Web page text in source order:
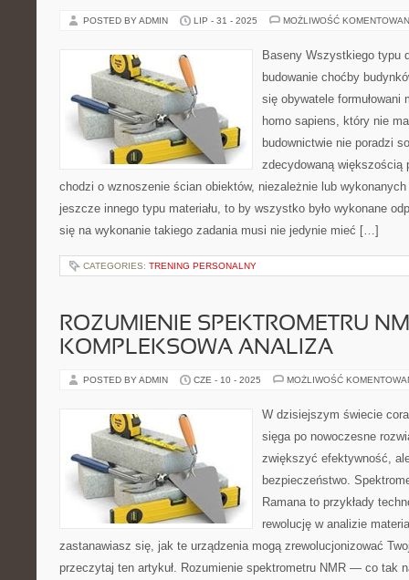
POSTED BY ADMIN LIP - 31 - 2025 MOŻLIWOŚĆ
Baseny Wszystkiego typu
budowanie choćby
się obywatele formułowani
homo sapiens, który nie
budownictwie nie poradzi
zdecydowaną większością
chodzi o wznoszenie ścian obiektów, niezależnie lub
jeszcze innego typu materiału, to by wszystko było wykonane
się na wykonanie takiego zadania musi nie jedynie mieć […]
CATEGORIES: TRENING PERSONALNY
ROZUMIENIE SPEKTROMETRU
KOMPLEKSOWA ANALIZA
POSTED BY ADMIN CZE - 10 - 2025 MOŻLIWOŚĆ
W dzisiejszym świecie
sięga po nowoczesne
zwiększyć efektywność,
bezpieczeństwo.
Ramana to przykłady
rewolucję w analizie
zastanawiasz się, jak te urządzenia mogą zrewolucjonizować
przeczytaj ten artykuł. Rozumienie spektrometru NMR — co tak